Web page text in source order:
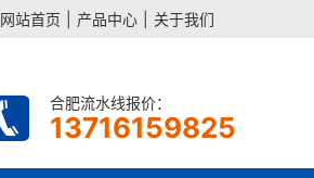
网站首页 产品中心 关于我们
合肥流水线报价：
13716159825